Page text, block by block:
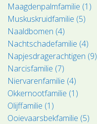
Maagdenpalmfamilie (1)
Muskuskruidfamilie (5)
Naaldbomen (4)
Nachtschadefamilie (4)
Napjesdragerachtigen (9)
Narcisfamilie (7)
Niervarenfamilie (4)
Okkernootfamilie (1)
Olijffamilie (1)
Ooievaarsbekfamilie (5)